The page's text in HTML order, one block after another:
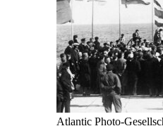
Atlantic Photo-